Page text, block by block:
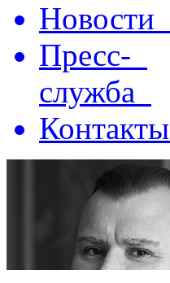
Новости
Пресс-
служба
Контакты